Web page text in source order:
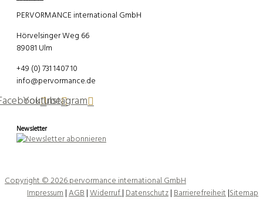
PERVORMANCE international GmbH
Hörvelsinger Weg 66
89081 Ulm
+49 (0) 731 1407 10
info@pervormance.de
YoutubeInstagram
Newsletter
Copyright © 2026 pervormance international GmbH
Impressum|AGB|Widerruf|Datenschutz|Barrierefreiheit|Sitemap